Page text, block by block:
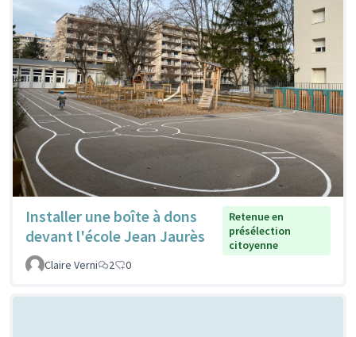
Installer une boîte à dons
devant l'école Jean Jaurès
Retenue en
présélection
citoyenne
Claire Verni
2 0